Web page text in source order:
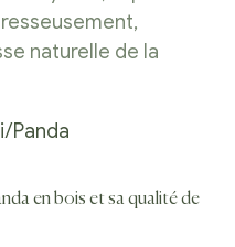
naturelle de la
Panda
en bois et sa qualité de